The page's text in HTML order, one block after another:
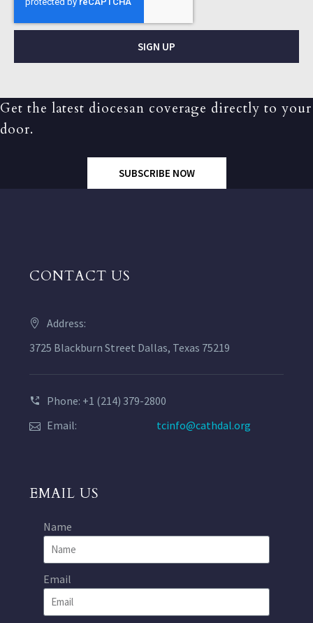
SIGN UP
Get the latest diocesan coverage directly to your
door.
SUBSCRIBE NOW
CONTACT US
Address:
3725 Blackburn Street Dallas, Texas 75219
Phone: +1 (214) 379-2800
Email:
tcinfo@cathdal.org
EMAIL US
Name
Email